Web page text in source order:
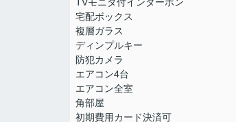
宅配ボックス
複層ガラス
ディンプルキー
防犯カメラ
エアコン4台
エアコン全室
角部屋
初期費用カード決済可